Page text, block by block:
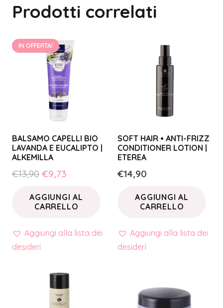
Prodotti correlati
IN OFFERTA!
BALSAMO CAPELLI BIO
LAVANDA E EUCALIPTO |
ALKEMILLA
€13,90 Il
originale
era:
€9,73
attuale
è:
AGGIUNGI AL
CARRELLO
Aggiungi alla lista dei
desideri
SOFT HAIR • ANTI-FRIZZ
CONDITIONER LOTION |
ETEREA
€14,90
AGGIUNGI AL
CARRELLO
Aggiungi alla lista dei
desideri